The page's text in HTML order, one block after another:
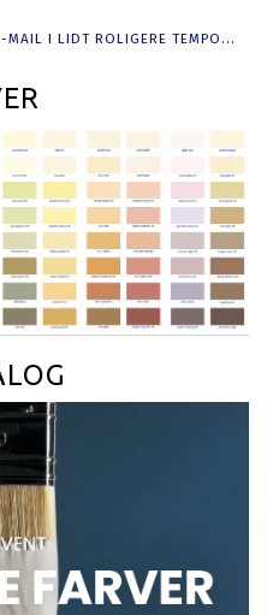
MAIL I LIDT ROLIGERE TEMPO...